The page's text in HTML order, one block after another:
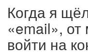
Когда я
«email»,
войти на